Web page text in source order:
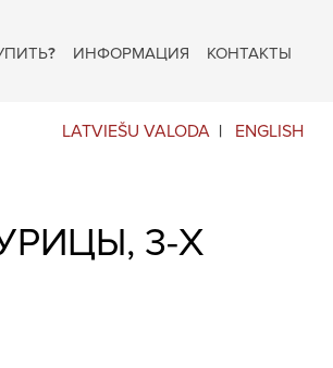
ИНФОРМАЦИЯ КОНТАКТЫ
LATVIEŠU VALODA ENGLISH
3-Х